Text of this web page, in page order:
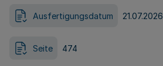
Ausfertigungsdatum 21.07.2026
Seite 474